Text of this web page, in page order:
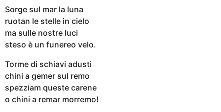
Sorge sul mar la luna
ruotan le stelle in cielo
ma sulle nostre luci
steso è un funereo velo.
Torme di schiavi adusti
chini a gemer sul remo
spezziam queste carene
o chini a remar morremo!